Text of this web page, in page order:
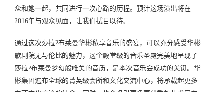
众和她一起，共同进行一次心路的历程。预计这场演出将在
2016年与观众见面，让我们拭目以待。
通过这次莎拉?布莱曼华彬私享音乐的盛宴，可以充分感受华彬
歌剧院无与伦比的魅力，这个殿堂级的音乐圣殿完美地呈现了
莎拉?布莱曼梦幻般唯美的音质，是本次音乐会成功的关键。华
彬集团遍布全球的菁英级会所和文化交流中心，将承载起更多